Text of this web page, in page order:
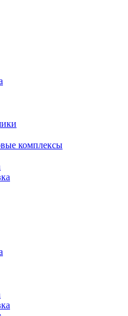
комплексы